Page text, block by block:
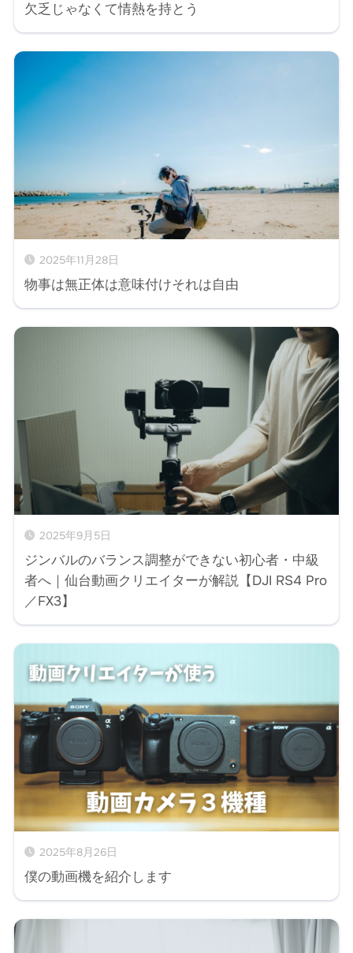
欠乏じゃなくて情熱を持とう
2025年11月28日
物事は無正体は意味付けそれは自由
2025年9月5日
ジンバルのバランス調整ができない初心者・中級
者へ｜仙台動画クリエイターが解説【DJI RS4 Pro
／FX3】
2025年8月26日
僕の動画機を紹介します